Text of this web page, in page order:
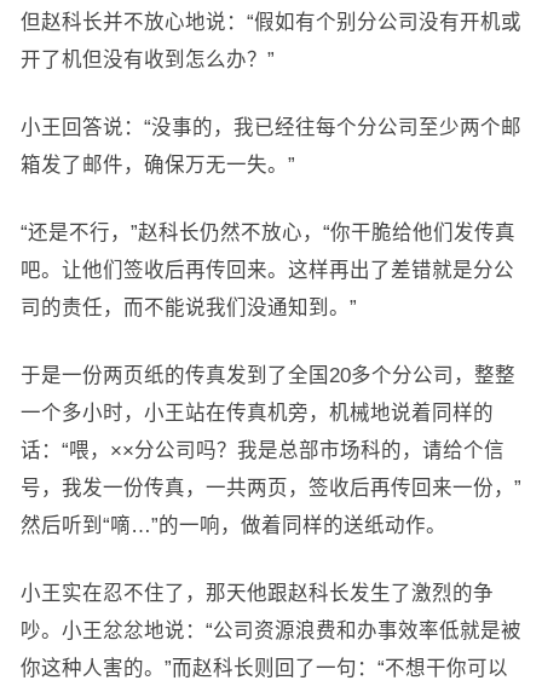
但赵科长并不放心地说：“假如有个别分公司没有开机或
开了机但没有收到怎么办？”
小王回答说：“没事的，我已经往每个分公司至少两个邮
箱发了邮件，确保万无一失。”
“还是不行，”赵科长仍然不放心，“你干脆给他们发传真
吧。让他们签收后再传回来。这样再出了差错就是分公
司的责任，而不能说我们没通知到。”
于是一份两页纸的传真发到了全国20多个分公司，整整
一个多小时，小王站在传真机旁，机械地说着同样的
话：“喂，××分公司吗？我是总部市场科的，请给个信
号，我发一份传真，一共两页，签收后再传回来一份，”
然后听到“嘀…”的一响，做着同样的送纸动作。
小王实在忍不住了，那天他跟赵科长发生了激烈的争
吵。小王忿忿地说：“公司资源浪费和办事效率低就是被
你这种人害的。”而赵科长则回了一句：“不想干你可以